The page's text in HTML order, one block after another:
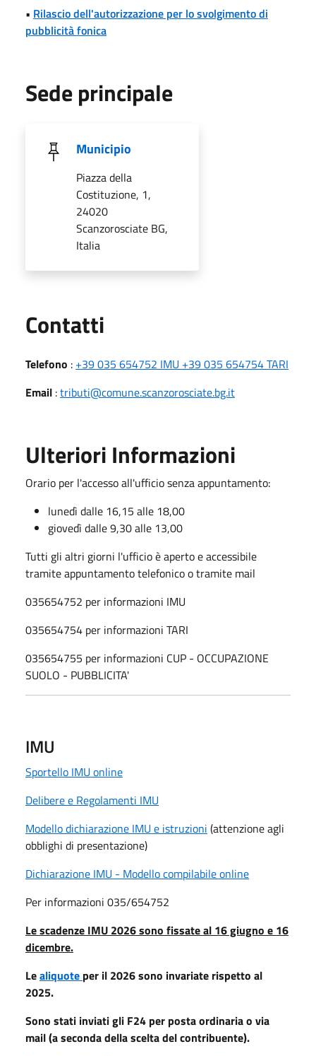
• Rilascio dell'autorizzazione per lo svolgimento di
pubblicità fonica
Sede principale
Municipio
Piazza della
Costituzione, 1,
24020
Scanzorosciate BG,
Italia
Contatti
Telefono : +39 035 654752 IMU +39 035 654754 TARI
Email :tributi@comune.scanzorosciate.bg.it
Ulteriori Informazioni
Orario per l'accesso all'ufficio senza appuntamento:
lunedì dalle 16,15 alle 18,00
giovedì dalle 9,30 alle 13,00
Tutti gli altri giorni l'ufficio è aperto e accessibile
tramite appuntamento telefonico o tramite mail
035654752 per informazioni IMU
035654754 per informazioni TARI
035654755 per informazioni CUP - OCCUPAZIONE
SUOLO - PUBBLICITA'
IMU
Sportello IMU online
Delibere e Regolamenti IMU
Modello dichiarazione IMU e istruzioni (attenzione agli
obblighi di presentazione)
Dichiarazione IMU - Modello compilabile online
Per informazioni 035/654752
Le scadenze IMU 2026 sono fissate al 16 giugno e 16
dicembre.
Lealiquote per il 2026 sono invariate rispetto al
2025.
Sono stati inviati gli F24 per posta ordinaria o via
mail (a seconda della scelta del contribuente).